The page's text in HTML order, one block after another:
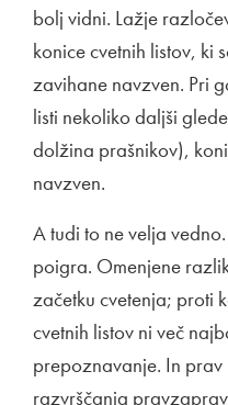
bolj vidni. Lažje
konice cvetnih listov, ki
zavihane navzven. Pri
listi nekoliko daljši
dolžina prašnikov),
navzven.
A tudi to ne velja
poigra. Omenjene
začetku cvetenja; proti
cvetnih listov ni več
prepoznavanje. In prav
razvrščanja